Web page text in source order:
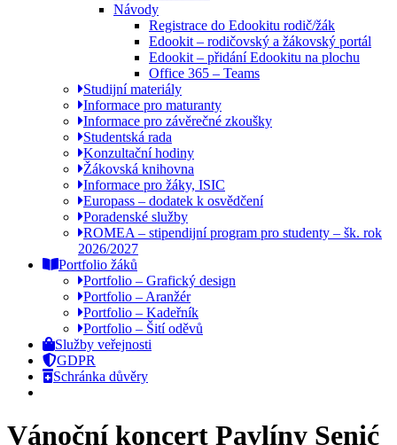
Návody
Registrace do Edookitu rodič/žák
Edookit – rodičovský a žákovský portál
Edookit – přidání Edookitu na plochu
Office 365 – Teams
Studijní materiály
Informace pro maturanty
Informace pro závěrečné zkoušky
Studentská rada
Konzultační hodiny
Žákovská knihovna
Informace pro žáky, ISIC
Europass – dodatek k osvědčení
Poradenské služby
ROMEA – stipendijní program pro studenty – šk. rok
2026/2027
Portfolio žáků
Portfolio – Grafický design
Portfolio – Aranžér
Portfolio – Kadeřník
Portfolio – Šití oděvů
Služby veřejnosti
GDPR
Schránka důvěry
Vánoční koncert Pavlíny Senić